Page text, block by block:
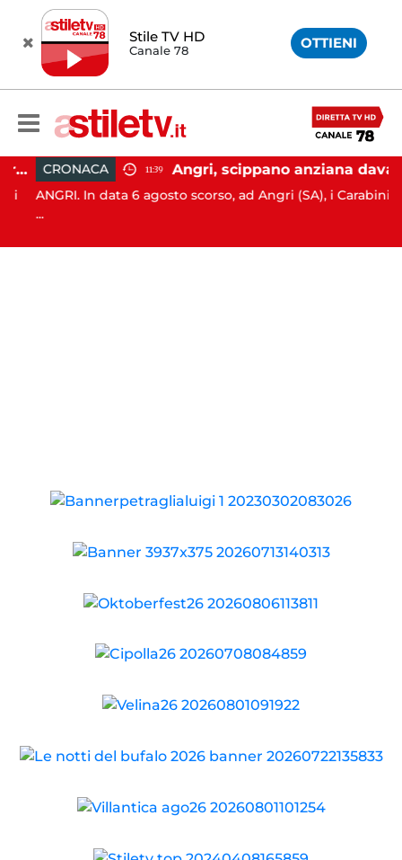
Stile TV HD
Canale 78 OTTIENI
Agropoli, botte a madre e sorella per ottenere denaro: 31enne in carcere CRONACA 11:39 Angri, scippano anziana davanti ad un negozio: tre arresti
ANGRI. In data 6 agosto scorso, ad Angri (SA), i Carabinieri